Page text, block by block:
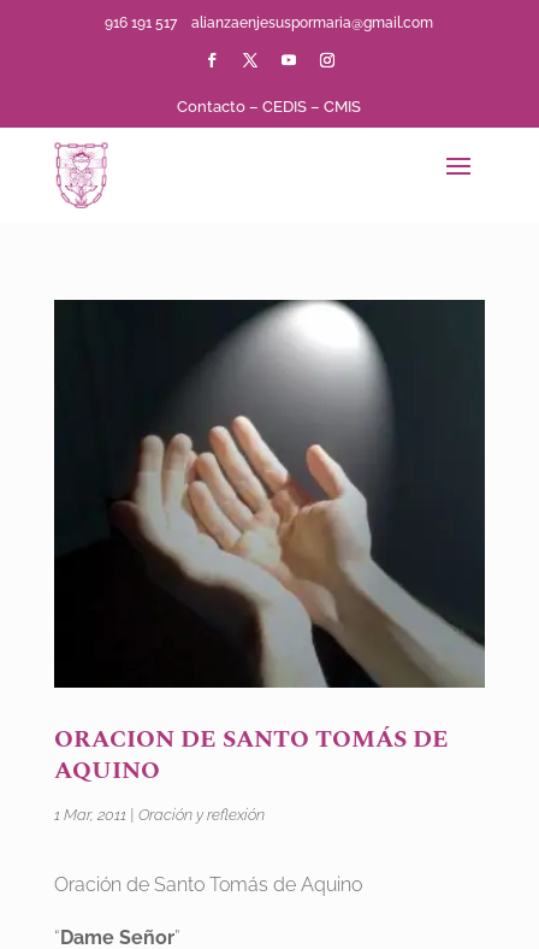
916 191 517alianzaenjesuspormaria@gmail.com
Contacto –CEDIS –CMIS
ORACION DE SANTO TOMÁS DE
AQUINO
1 Mar, 2011 Oración y reflexión
Oración de Santo Tomás de Aquino
“ Dame Señor”